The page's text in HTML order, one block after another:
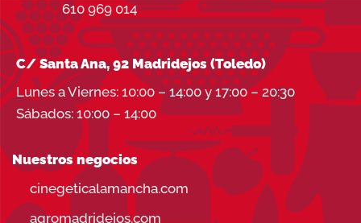
610 969 014
C/ Santa Ana, 92 Madridejos (Toledo)
Lunes a Viernes: 10:00 – 14:00 y 17:00 – 20:30
Sábados: 10:00 – 14:00
Nuestros negocios
cinegeticalamancha.com
agromadridejos.com